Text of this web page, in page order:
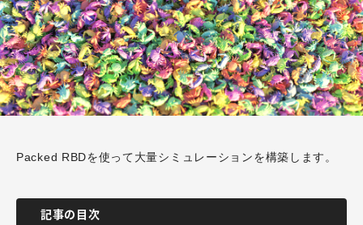
Packed RBDを使って大量シミュレーションを構築します。
記事の目次